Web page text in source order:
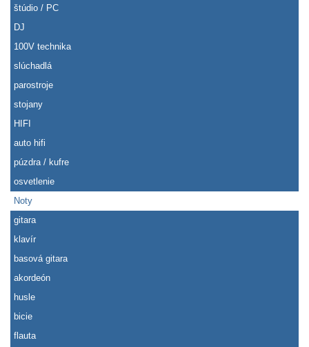
štúdio / PC
DJ
100V technika
slúchadlá
parostroje
stojany
HIFI
auto hifi
púzdra / kufre
osvetlenie
Noty
gitara
klavír
basová gitara
akordeón
husle
bicie
flauta